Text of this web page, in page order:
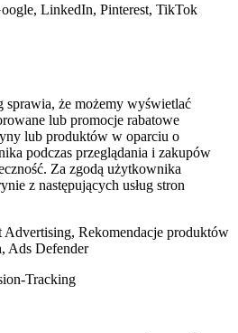
LinkedIn, Pinterest, TikTok
sprawia, że możemy wyświetlać
lub promocje rabatowe
lub produktów w oparciu o
podczas przeglądania i zakupów
Za zgodą użytkownika
z następujących usług stron
Rekomendacje produktów
Ads Defender
Tracking